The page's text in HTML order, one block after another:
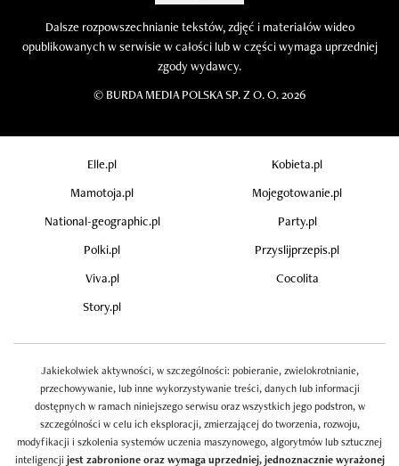
Dalsze rozpowszechnianie tekstów, zdjęć i materiałów wideo
opublikowanych w serwisie w całości lub w części wymaga uprzedniej
zgody wydawcy.
© BURDA MEDIA POLSKA SP. Z O. O. 2026
Elle.pl
Kobieta.pl
Mamotoja.pl
Mojegotowanie.pl
National-geographic.pl
Party.pl
Polki.pl
Przyslijprzepis.pl
Viva.pl
Cocolita
Story.pl
Jakiekolwiek aktywności, w szczególności: pobieranie, zwielokrotnianie,
przechowywanie, lub inne wykorzystywanie treści, danych lub informacji
dostępnych w ramach niniejszego serwisu oraz wszystkich jego podstron, w
szczególności w celu ich eksploracji, zmierzającej do tworzenia, rozwoju,
modyfikacji i szkolenia systemów uczenia maszynowego, algorytmów lub sztucznej
inteligencji jest zabronione oraz wymaga uprzedniej, jednoznacznie wyrażonej